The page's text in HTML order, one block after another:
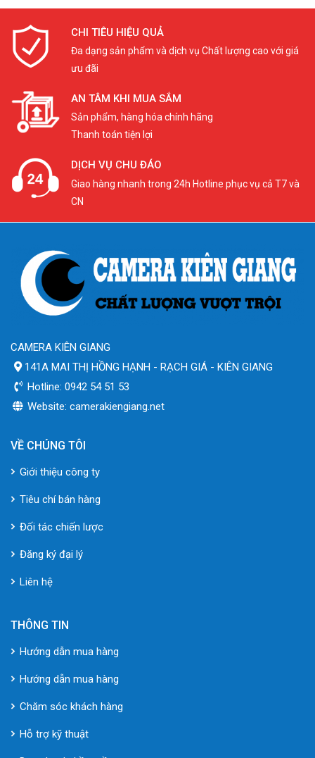
CHI TIÊU HIỆU QUẢ
Đa dạng sản phẩm và dịch vụ Chất lượng cao với giá
ưu đãi
AN TÂM KHI MUA SẮM
Sản phẩm, hàng hóa chính hãng
Thanh toán tiện lợi
DỊCH VỤ CHU ĐÁO
Giao hàng nhanh trong 24h Hotline phục vụ cả T7 và
CN
CAMERA KIÊN GIANG
141A MAI THỊ HỒNG HẠNH - RẠCH GIÁ - KIÊN GIANG
Hotline: 0942 54 51 53
Website: camerakiengiang.net
VỀ CHÚNG TÔI
Giới thiệu công ty
Tiêu chí bán hàng
Đối tác chiến lược
Đăng ký đại lý
Liên hệ
THÔNG TIN
Hướng dẫn mua hàng
Hướng dẫn mua hàng
Chăm sóc khách hàng
Hỗ trợ kỹ thuật